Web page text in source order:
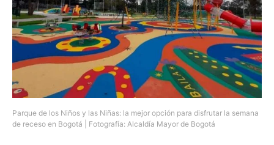
Parque de los Niños y las Niñas: la mejor opción para disfrutar la semana
de receso en Bogotá | Fotografía: Alcaldía Mayor de Bogotá